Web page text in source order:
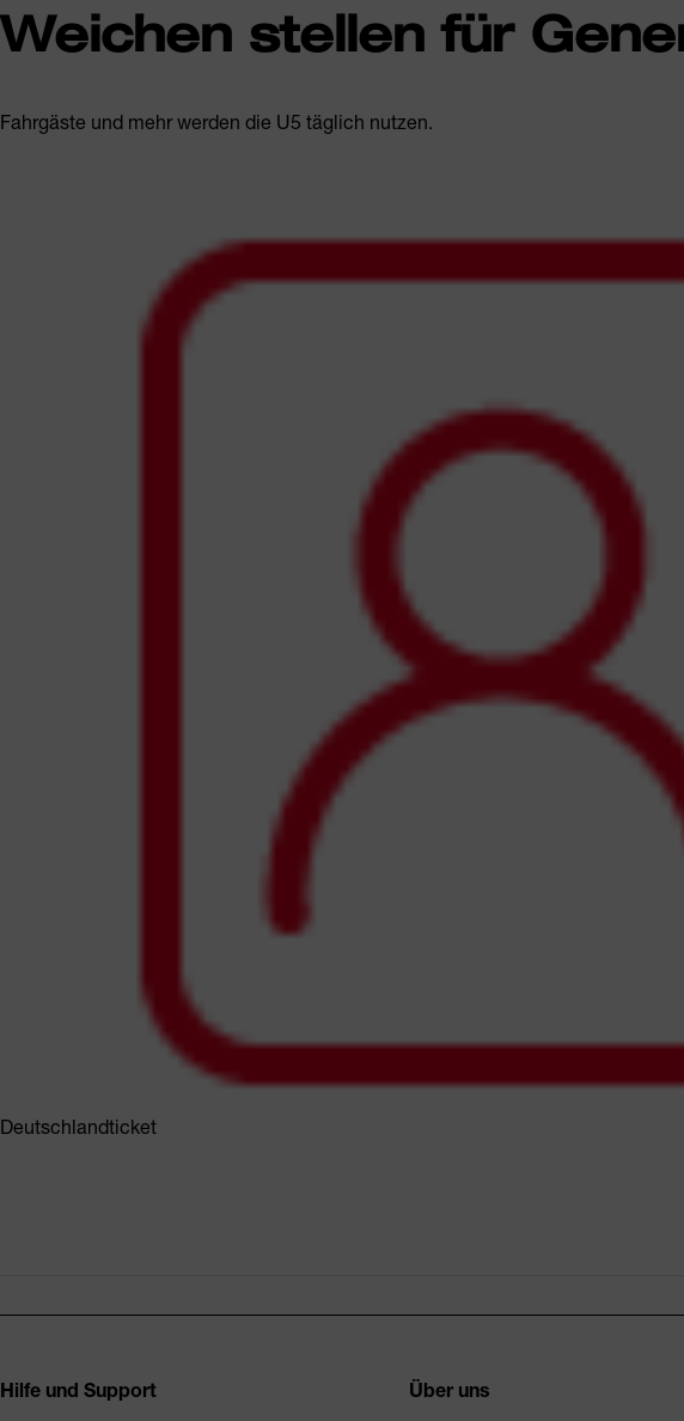
Weichen stellen für
Fahrgäste und mehr werden die U5 täglich nutzen.
Deutschlandticket
Hilfe und Support Über uns